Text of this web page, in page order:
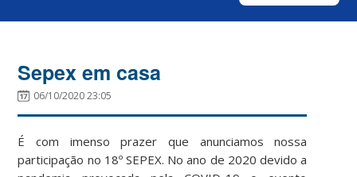
Sepex em casa
06/10/2020 23:05
É com imenso prazer que anunciamos nossa
participação no 18º SEPEX. No ano de 2020 devido a